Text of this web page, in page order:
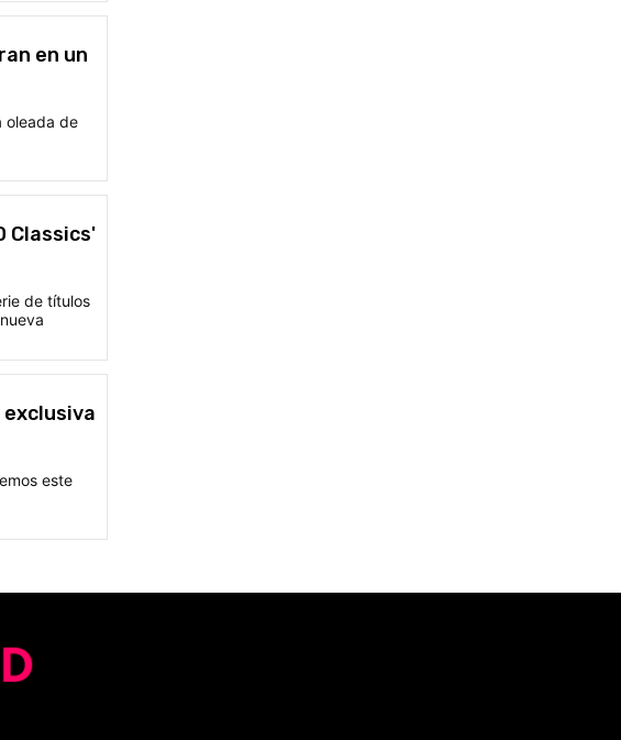
en un
oleada de
Classics'
de títulos
exclusiva
este